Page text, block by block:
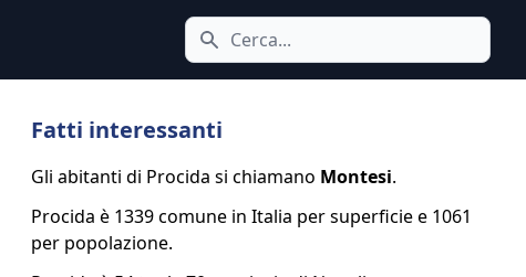
Cerca icona
Fatti interessanti
Gli abitanti di Procida si chiamano Montesi.
Procida è 1339 comune in Italia per superficie e 1061
per popolazione.